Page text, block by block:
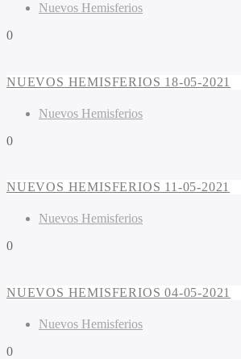
Nuevos Hemisferios
0
NUEVOS HEMISFERIOS 18-05-2021
Nuevos Hemisferios
0
NUEVOS HEMISFERIOS 11-05-2021
Nuevos Hemisferios
0
NUEVOS HEMISFERIOS 04-05-2021
Nuevos Hemisferios
0